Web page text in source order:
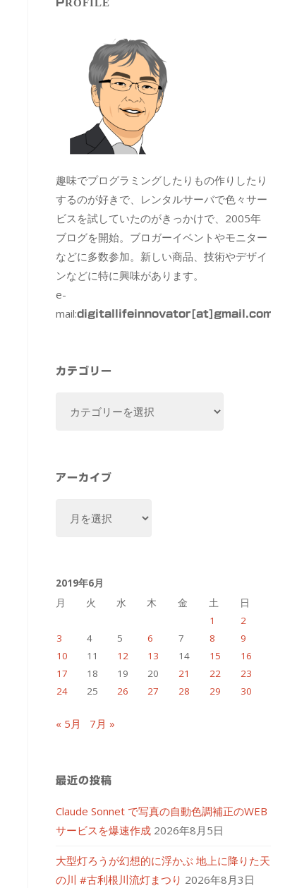
PROFILE
趣味でプログラミングしたりもの作りしたり
するのが好きで、レンタルサーバで色々サー
ビスを試していたのがきっかけで、2005年
ブログを開始。ブロガーイベントやモニター
などに多数参加。新しい商品、技術やデザイ
ンなどに特に興味があります。
e-
mail:digitallifeinnovator[at]gmail.com
カテゴリー
ー
アーカイブ
ブ
2019年6月
月
火 水 木 金 土
日
1
2
3
4 5 6 7 8
9
10
11 12 13 14 15
16
17
18 19 20 21 22
23
24
25 26 27 28 29 30
« 5月 7月 »
最近の投稿
Claude Sonnet で写真の自動色調補正のWEB
サービスを爆速作成 2026年8月5日
大型灯ろうが幻想的に浮かぶ 地上に降りた天
の川 #古利根川流灯まつり 2026年8月3日